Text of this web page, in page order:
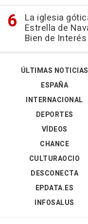
La iglesia
Estrella de
Bien de
ÚLTIMAS NOTICIAS
ESPAÑA
INTERNACIONAL
DEPORTES
VÍDEOS
CHANCE
CULTURAOCIO
DESCONECTA
EPDATA.ES
INFOSALUS